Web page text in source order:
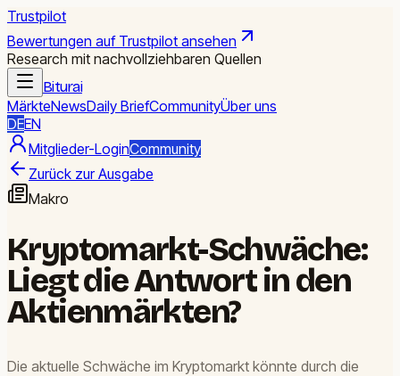
Trustpilot
Bewertungen auf Trustpilot ansehen
Research mit nachvollziehbaren Quellen
Biturai
MärkteNewsDaily BriefCommunityÜber uns
DEEN
Mitglieder-LoginCommunity
Zurück zur Ausgabe
Makro
Kryptomarkt-Schwäche:
Liegt die Antwort in den
Aktienmärkten?
Die aktuelle Schwäche im Kryptomarkt könnte durch die